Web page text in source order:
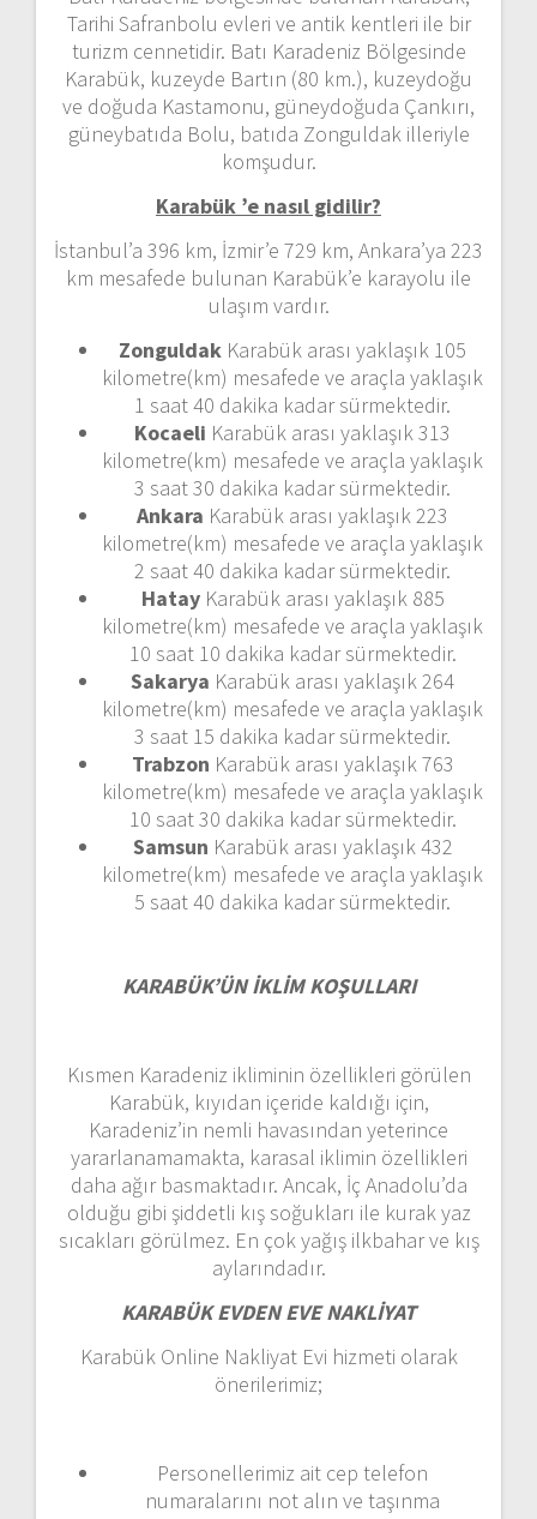
Tarihi Safranbolu evleri ve antik kentleri ile bir
turizm cennetidir. Batı Karadeniz Bölgesinde
Karabük, kuzeyde Bartın (80 km.), kuzeydoğu
ve doğuda Kastamonu, güneydoğuda Çankırı,
güneybatıda Bolu, batıda Zonguldak illeriyle
komşudur.
Karabük ’e nasıl gidilir?
İstanbul’a 396 km, İzmir’e 729 km, Ankara’ya 223
km mesafede bulunan Karabük’e karayolu ile
ulaşım vardır.
Zonguldak Karabük arası yaklaşık 105
kilometre(km) mesafede ve araçla yaklaşık
1 saat 40 dakika kadar sürmektedir.
Kocaeli Karabük arası yaklaşık 313
kilometre(km) mesafede ve araçla yaklaşık
3 saat 30 dakika kadar sürmektedir.
Ankara Karabük arası yaklaşık 223
kilometre(km) mesafede ve araçla yaklaşık
2 saat 40 dakika kadar sürmektedir.
HatayKarabük arası yaklaşık 885
kilometre(km) mesafede ve araçla yaklaşık
10 saat 10 dakika kadar sürmektedir.
Sakarya Karabük arası yaklaşık 264
kilometre(km) mesafede ve araçla yaklaşık
3 saat 15 dakika kadar sürmektedir.
Trabzon Karabük arası yaklaşık 763
kilometre(km) mesafede ve araçla yaklaşık
10 saat 30 dakika kadar sürmektedir.
Samsun Karabük arası yaklaşık 432
kilometre(km) mesafede ve araçla yaklaşık
5 saat 40 dakika kadar sürmektedir.
KARABÜK’ÜN İKLİM KOŞULLARI
Kısmen Karadeniz ikliminin özellikleri görülen
Karabük, kıyıdan içeride kaldığı için,
Karadeniz’in nemli havasından yeterince
yararlanamamakta, karasal iklimin özellikleri
daha ağır basmaktadır. Ancak, İç Anadolu’da
olduğu gibi şiddetli kış soğukları ile kurak yaz
sıcakları görülmez. En çok yağış ilkbahar ve kış
aylarındadır.
KARABÜK EVDEN EVE NAKLİYAT
Karabük Online Nakliyat Evi hizmeti olarak
önerilerimiz;
Personellerimiz ait cep telefon
numaralarını not alın ve taşınma